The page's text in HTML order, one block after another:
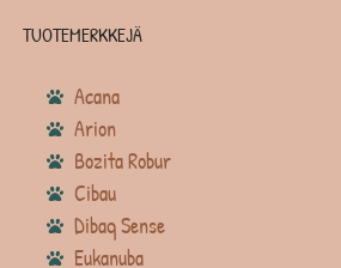
TUOTEMERKKEJÄ
Acana
Arion
Bozita Robur
Cibau
Dibaq Sense
Eukanuba